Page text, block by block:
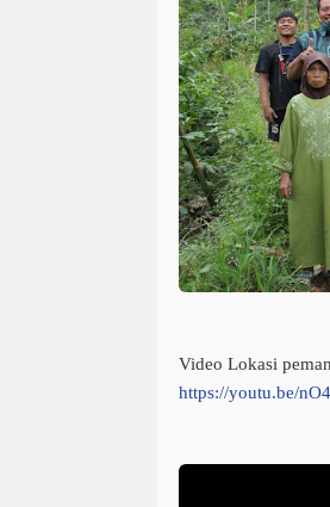
Video Lokasi
https://youtu.be/